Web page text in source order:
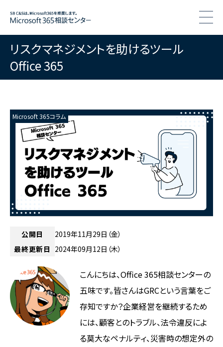
リスクマネジメントを助けるツール
Office 365
Microsoft 365コラム
公開日
2019年11月29日（金）
最終更新日 2024年09月12日（木）
こんにちは、Office 365相談センターの
五味です。皆さんはGRCという言葉をご
存知ですか？企業経営を継続するため
には、顧客とのトラブル、法令違反によ
る莫大なペナルティ、災害時の想定外の